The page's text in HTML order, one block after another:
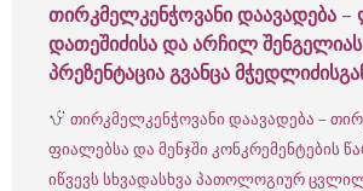
თირკმელკენჭოვანი დაავადება –
დათეშიძისა და არჩილ შენგელიას
პრეზენტაცია გვანცა
თირკმელკენჭოვანი დაავადება –
ფიალებსა და მენჯში კონკრემენტების
იწვევს სხვადასხვა პათოლოგიურ